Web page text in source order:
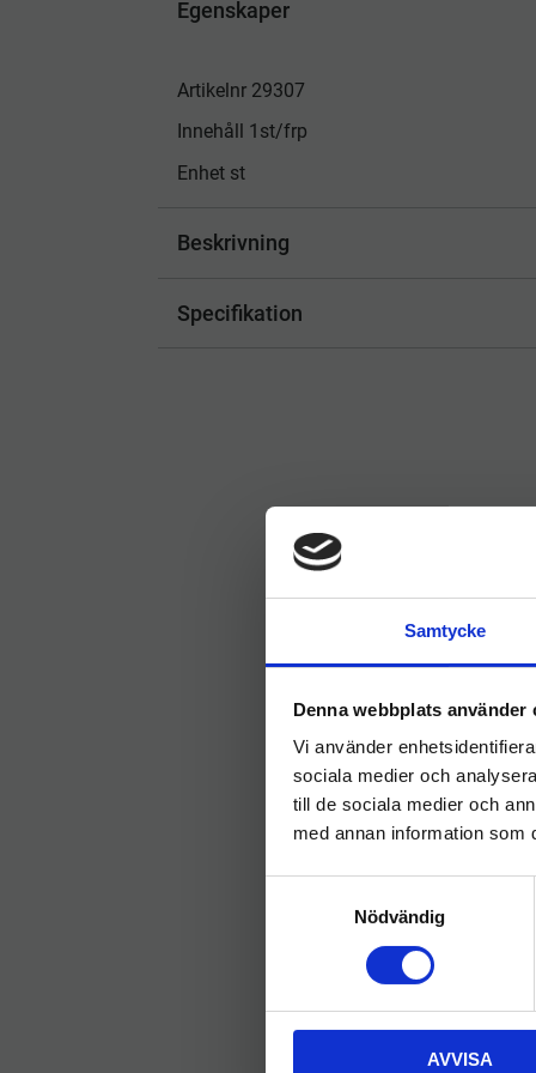
Samtycke
Denna webbplats använder
Vi använder
sociala medier och
till de sociala medier och
med annan information som
Nödvändig
AVVISA
Egenskaper
Artikelnr 29307
Innehåll 1st/frp
Enhet st
Beskrivning
Specifikation